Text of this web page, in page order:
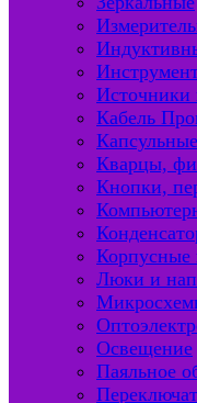
Источники
Кабель
Капсульные
Кварцы,
Кнопки,
Корпусные
Люки и
Освещение
Паяльное